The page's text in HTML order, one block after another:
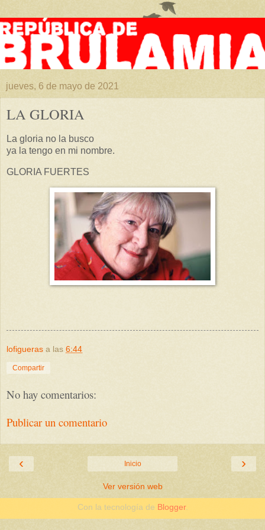
jueves, 6 de mayo de 2021
LA GLORIA
La gloria no la busco
ya la tengo en mi nombre.
GLORIA FUERTES
lofigueras a las 6:44
Compartir
No hay comentarios:
Publicar un comentario
‹ ›
Inicio
Ver versión web
Con la tecnología de Blogger.